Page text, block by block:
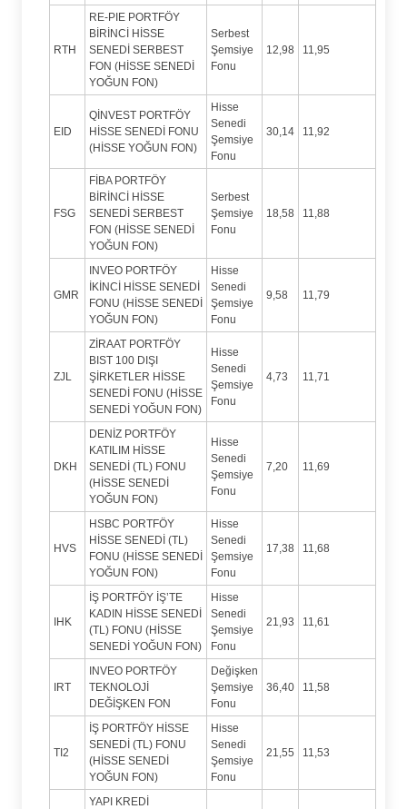
RTH
RE-PIE PORTFÖY
BİRİNCİ HİSSE
SENEDİ SERBEST
FON (HİSSE SENEDİ
YOĞUN FON)
Serbest
Şemsiye
Fonu
12,98 11,95
EID
QİNVEST PORTFÖY
HİSSE SENEDİ FONU
(HİSSE YOĞUN FON)
Hisse
Senedi
Şemsiye
Fonu
30,14 11,92
FSG
FİBA PORTFÖY
BİRİNCİ HİSSE
SENEDİ SERBEST
FON (HİSSE SENEDİ
YOĞUN FON)
Serbest
Şemsiye
Fonu
18,58 11,88
GMR
INVEO PORTFÖY
İKİNCİ HİSSE SENEDİ
FONU (HİSSE SENEDİ
YOĞUN FON)
Hisse
Senedi
Şemsiye
Fonu
9,58 11,79
ZJL
ZİRAAT PORTFÖY
BIST 100 DIŞI
ŞİRKETLER HİSSE
SENEDİ FONU (HİSSE
SENEDİ YOĞUN FON)
Hisse
Senedi
Şemsiye
Fonu
4,73 11,71
DKH
DENİZ PORTFÖY
KATILIM HİSSE
SENEDİ (TL) FONU
(HİSSE SENEDİ
YOĞUN FON)
Hisse
Senedi
Şemsiye
Fonu
7,20 11,69
HVS
HSBC PORTFÖY
HİSSE SENEDİ (TL)
FONU (HİSSE SENEDİ
YOĞUN FON)
Hisse
Senedi
Şemsiye
Fonu
17,38 11,68
IHK
İŞ PORTFÖY İŞ’TE
KADIN HİSSE SENEDİ
(TL) FONU (HİSSE
SENEDİ YOĞUN FON)
Hisse
Senedi
Şemsiye
Fonu
21,93 11,61
IRT
INVEO PORTFÖY
TEKNOLOJİ
DEĞİŞKEN FON
Değişken
Şemsiye
Fonu
36,40 11,58
TI2
İŞ PORTFÖY HİSSE
SENEDİ (TL) FONU
(HİSSE SENEDİ
YOĞUN FON)
Hisse
Senedi
Şemsiye
Fonu
21,55 11,53
YAPI KREDİ